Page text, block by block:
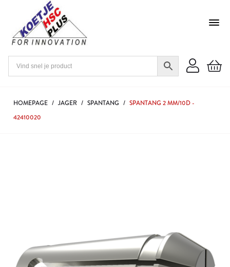
HOMEPAGE / JAGER / SPANTANG / SPANTANG 2 MM/10D -
42410020